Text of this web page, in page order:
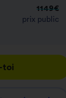
1149€
prix public
toi